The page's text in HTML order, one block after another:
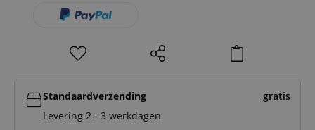
Standaardverzending
gratis
Levering 2 - 3 werkdagen